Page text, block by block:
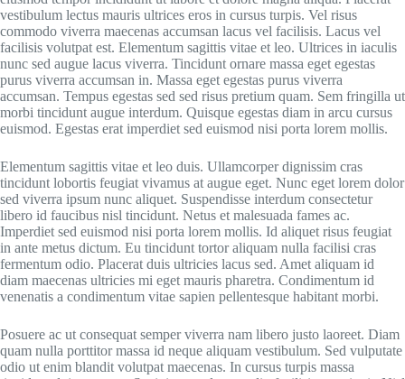
vestibulum lectus mauris ultrices eros in cursus turpis. Vel risus
commodo viverra maecenas accumsan lacus vel facilisis. Lacus vel
facilisis volutpat est. Elementum sagittis vitae et leo. Ultrices in iaculis
nunc sed augue lacus viverra. Tincidunt ornare massa eget egestas
purus viverra accumsan in. Massa eget egestas purus viverra
accumsan. Tempus egestas sed sed risus pretium quam. Sem fringilla ut
morbi tincidunt augue interdum. Quisque egestas diam in arcu cursus
euismod. Egestas erat imperdiet sed euismod nisi porta lorem mollis.
Elementum sagittis vitae et leo duis. Ullamcorper dignissim cras
tincidunt lobortis feugiat vivamus at augue eget. Nunc eget lorem dolor
sed viverra ipsum nunc aliquet. Suspendisse interdum consectetur
libero id faucibus nisl tincidunt. Netus et malesuada fames ac.
Imperdiet sed euismod nisi porta lorem mollis. Id aliquet risus feugiat
in ante metus dictum. Eu tincidunt tortor aliquam nulla facilisi cras
fermentum odio. Placerat duis ultricies lacus sed. Amet aliquam id
diam maecenas ultricies mi eget mauris pharetra. Condimentum id
venenatis a condimentum vitae sapien pellentesque habitant morbi.
Posuere ac ut consequat semper viverra nam libero justo laoreet. Diam
quam nulla porttitor massa id neque aliquam vestibulum. Sed vulputate
odio ut enim blandit volutpat maecenas. In cursus turpis massa